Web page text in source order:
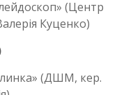
(Центр
Куценко)
(ДШМ, кер.